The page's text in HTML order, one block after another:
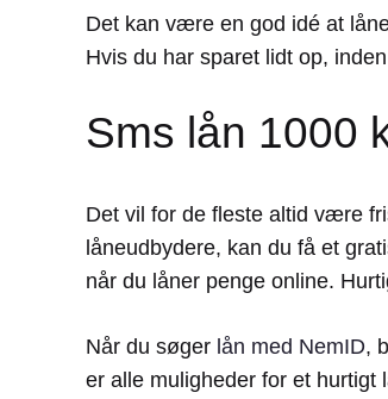
Det kan være en god idé at
Hvis du har sparet lidt op,
Sms lån 1000
Det vil for de fleste altid være
låneudbydere, kan du få et
når du låner penge online.
Når du søger lån med NemID,
er alle muligheder for et hurtigt